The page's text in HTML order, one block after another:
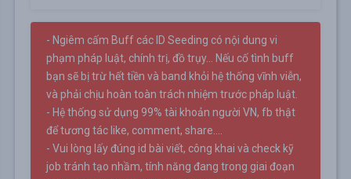
- Ngiêm cấm Buff các ID Seeding có nội dung vi
phạm pháp luật, chính trị, đồ trụy... Nếu cố tình buff
bạn sẽ bị trừ hết tiền và band khỏi hệ thống vĩnh viễn,
và phải chịu hoàn toàn trách nhiệm trước pháp luật.
- Hệ thống sử dụng 99% tài khoản người VN, fb thật
để tương tác like, comment, share....
- Vui lòng lấy đúng id bài viết, công khai và check kỹ
job tránh tạo nhầm, tính năng đang trong giai đoạn